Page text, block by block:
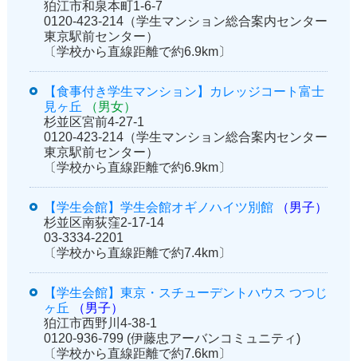
狛江市和泉本町1-6-7
0120-423-214（学生マンション総合案内センター
東京駅前センター）
〔学校から直線距離で約6.9km〕
【食事付き学生マンション】カレッジコート富士
見ヶ丘
（男女）
杉並区宮前4-27-1
0120-423-214（学生マンション総合案内センター
東京駅前センター）
〔学校から直線距離で約6.9km〕
【学生会館】学生会館オギノハイツ別館
（男子）
杉並区南荻窪2-17-14
03-3334-2201
〔学校から直線距離で約7.4km〕
【学生会館】東京・スチューデントハウス つつじ
ヶ丘
（男子）
狛江市西野川4-38-1
0120-936-799 (伊藤忠アーバンコミュニティ)
〔学校から直線距離で約7.6km〕